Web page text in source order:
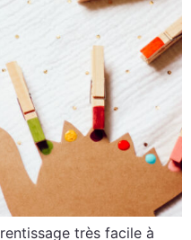
très facile à